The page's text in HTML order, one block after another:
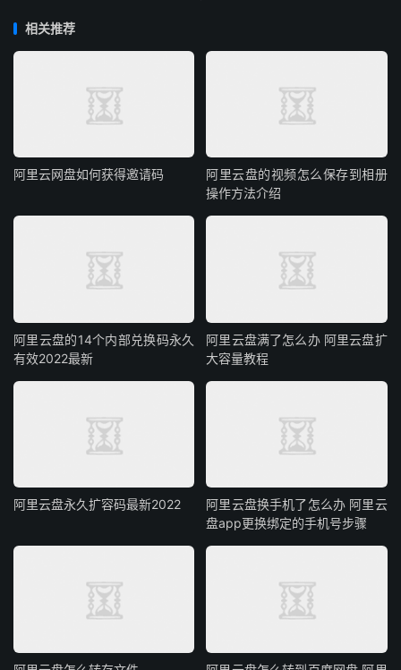
相关推荐
阿里云网盘如何获得邀请码
阿里云盘的视频怎么保存到相册
操作方法介绍
阿里云盘的14个内部兑换码永久
有效2022最新
阿里云盘满了怎么办 阿里云盘扩
大容量教程
阿里云盘永久扩容码最新2022
阿里云盘换手机了怎么办 阿里云
盘app更换绑定的手机号步骤